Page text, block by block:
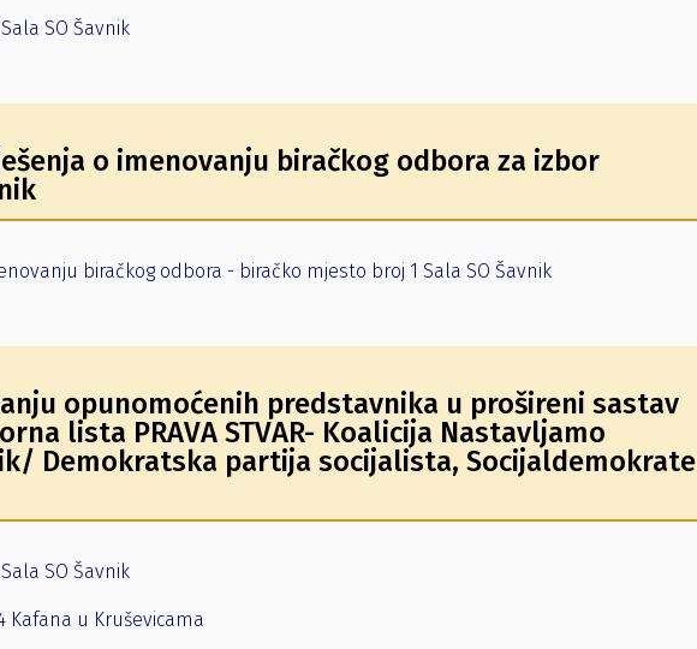
SO Šavnik
o imenovanju biračkog odbora za izbor
biračkog odbora - biračko mjesto broj 1 Sala SO Šavnik
opunomoćenih predstavnika u prošireni sastav
lista PRAVA STVAR- Koalicija Nastavljamo
Demokratska partija socijalista, Socijaldemokrate
SO Šavnik
Kafana u Kruševicama